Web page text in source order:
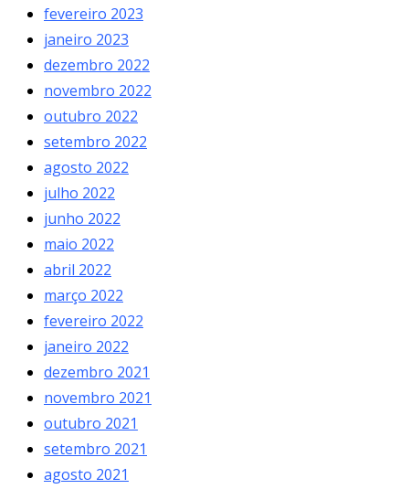
fevereiro 2023
janeiro 2023
dezembro 2022
novembro 2022
outubro 2022
setembro 2022
agosto 2022
julho 2022
junho 2022
maio 2022
abril 2022
março 2022
fevereiro 2022
janeiro 2022
dezembro 2021
novembro 2021
outubro 2021
setembro 2021
agosto 2021